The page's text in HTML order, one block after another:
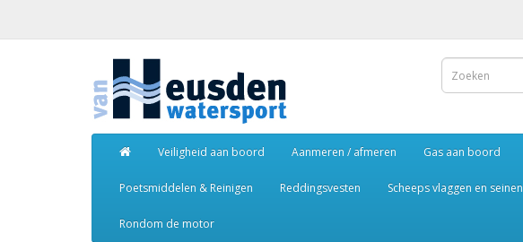
Veiligheid aan boord Aanmeren / afmeren Gas aan boord
Poetsmiddelen & Reinigen Reddingsvesten Scheeps vlaggen en seinen
Rondom de motor